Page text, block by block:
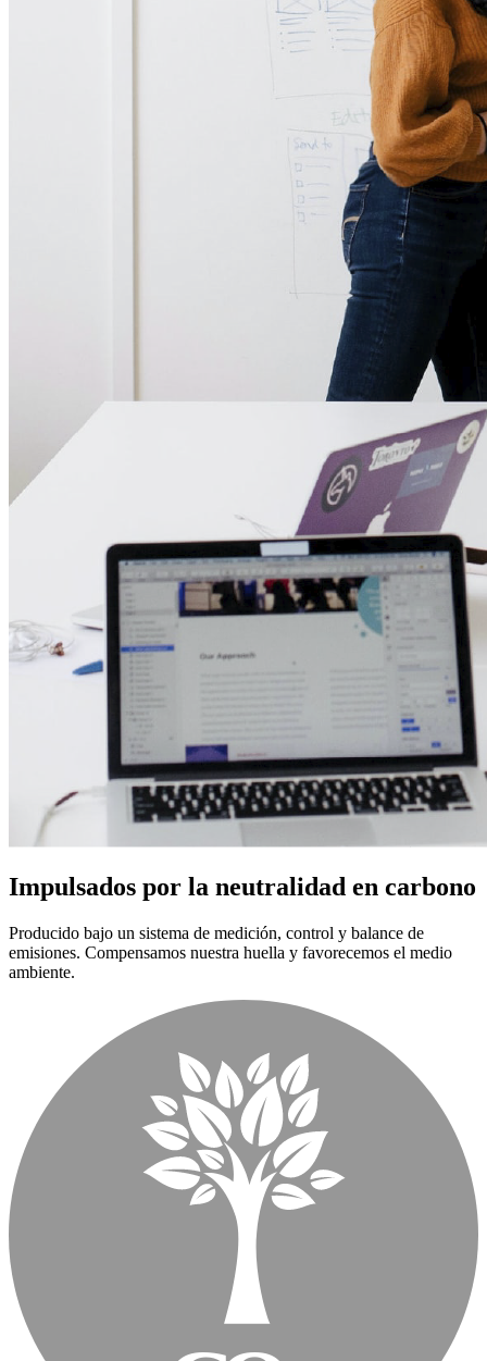
Impulsados por la neutralidad en carbono
Producido bajo un sistema de medición, control y balance de
emisiones. Compensamos nuestra huella y favorecemos el medio
ambiente.